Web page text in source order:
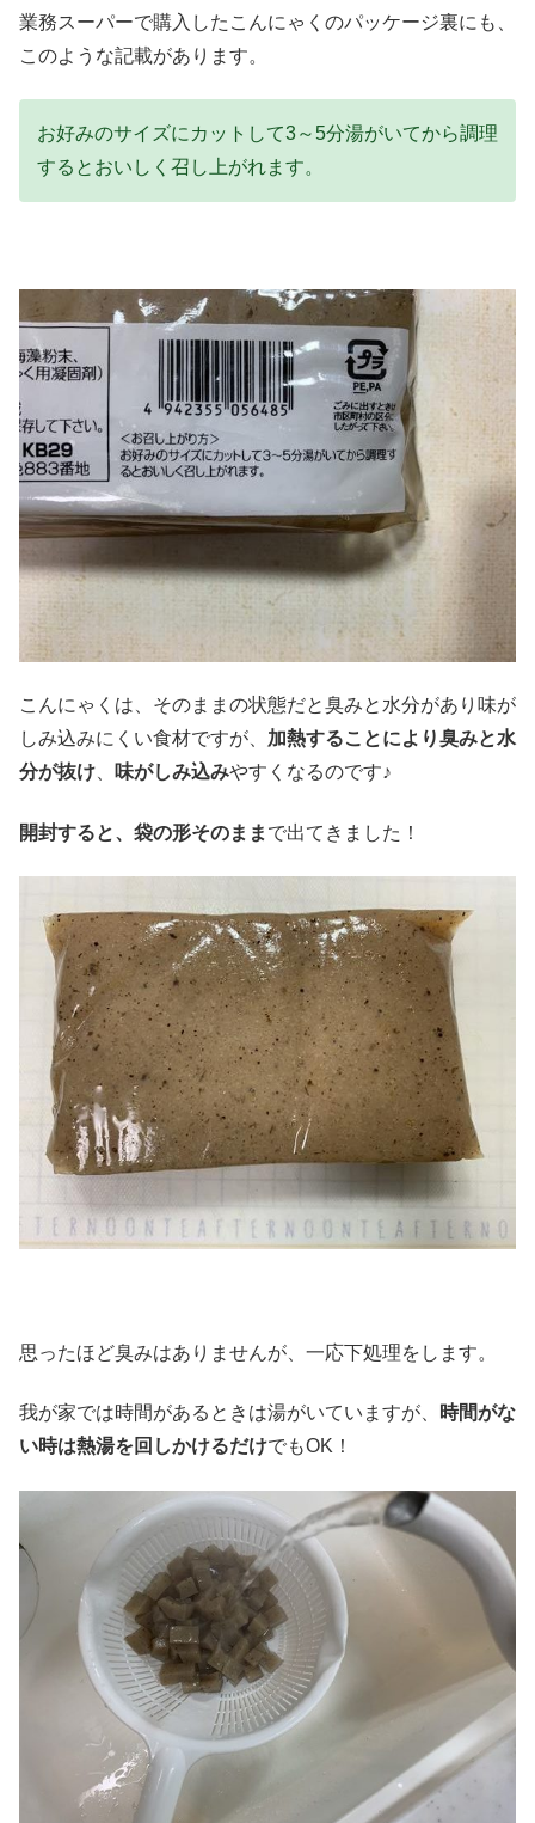
業務スーパーで購入したこんにゃくのパッケージ裏にも、
このような記載があります。
お好みのサイズにカットして3～5分湯がいてから調理
するとおいしく召し上がれます。
こんにゃくは、そのままの状態だと臭みと水分があり味が
しみ込みにくい食材ですが、 加熱することにより臭みと水
分が抜け、 味がしみ込みやすくなるのです♪
開封すると、袋の形そのまま で出てきました！
思ったほど臭みはありませんが、一応下処理をします。
我が家では時間があるときは湯がいていますが、 時間がな
い時は熱湯を回しかけるだけでもOK！